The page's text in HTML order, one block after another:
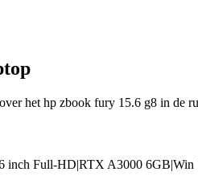
het hp zbook fury 15.6 g8 in de
Full-HD|RTX A3000 6GB|Win